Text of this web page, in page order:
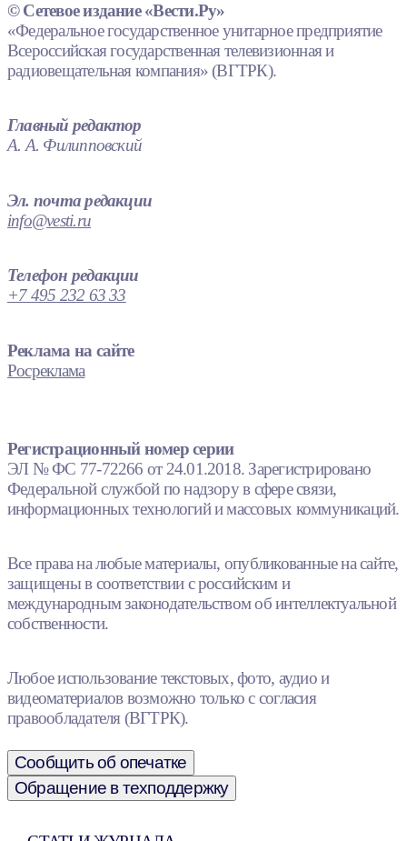
© Сетевое издание «Вести.Ру»
«Федеральное государственное унитарное предприятие
Всероссийская государственная телевизионная и
радиовещательная компания» (ВГТРК).
Главный редактор
А. А. Филипповский
Эл. почта редакции
info@vesti.ru
Телефон редакции
+7 495 232 63 33
Реклама на сайте
Росреклама
Регистрационный номер серии
ЭЛ № ФС 77-72266 от 24.01.2018. Зарегистрировано
Федеральной службой по надзору в сфере связи,
информационных технологий и массовых коммуникаций.
Все права на любые материалы, опубликованные на сайте,
защищены в соответствии с российским и
международным законодательством об интеллектуальной
собственности.
Любое использование текстовых, фото, аудио и
видеоматериалов возможно только с согласия
правообладателя (ВГТРК).
Сообщить об опечатке
Обращение в техподдержку